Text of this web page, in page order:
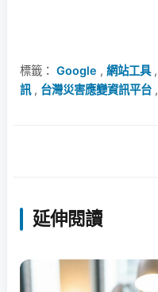
標籤： Google , 網站工具,
訊, 台灣災害應變資訊平台 ,
延伸閱讀